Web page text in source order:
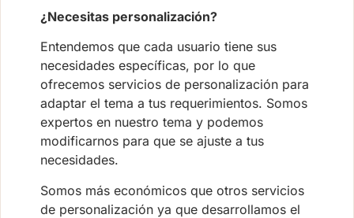
¿Necesitas personalización?
Entendemos que cada usuario tiene sus
necesidades específicas, por lo que
ofrecemos servicios de personalización para
adaptar el tema a tus requerimientos. Somos
expertos en nuestro tema y podemos
modificarnos para que se ajuste a tus
necesidades.
Somos más económicos que otros servicios
de personalización ya que desarrollamos el